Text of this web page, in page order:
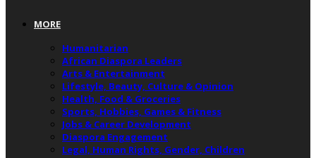
MORE
Humanitarian
African Diaspora Leaders
Arts & Entertainment
Lifestyle, Beauty, Culture & Opinion
Health, Food & Groceries
Sports, Hobbies, Games & Fitness
Jobs & Career Development
Diaspora Engagement
Legal, Human Rights, Gender, Children